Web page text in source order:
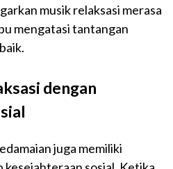
musik relaksasi merasa
mengatasi tantangan
dengan
juga memiliki